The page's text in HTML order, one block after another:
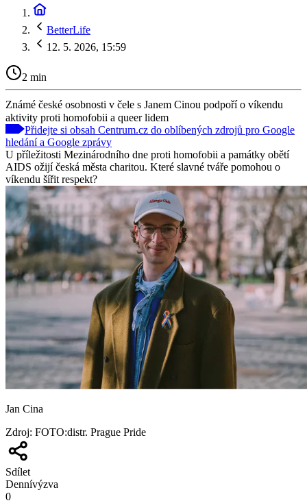
BetterLife
12. 5. 2026, 15:59
2 min
Známé české osobnosti v čele s Janem Cinou podpoří o víkendu
aktivity proti homofobii a queer lidem
Přidejte si obsah Centrum.cz do oblíbených zdrojů pro Google
hledání a Google zprávy
U příležitosti Mezinárodního dne proti homofobii a památky obětí
AIDS ožijí česká města charitou. Které slavné tváře pomohou o
víkendu šířit respekt?
Jan Cina
Zdroj: FOTO:distr. Prague Pride
Sdílet
Dennívýzva
0